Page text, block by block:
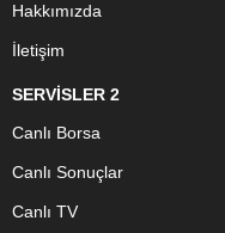
Hakkımızda
İletişim
SERVİSLER 2
Canlı Borsa
Canlı Sonuçlar
Canlı TV